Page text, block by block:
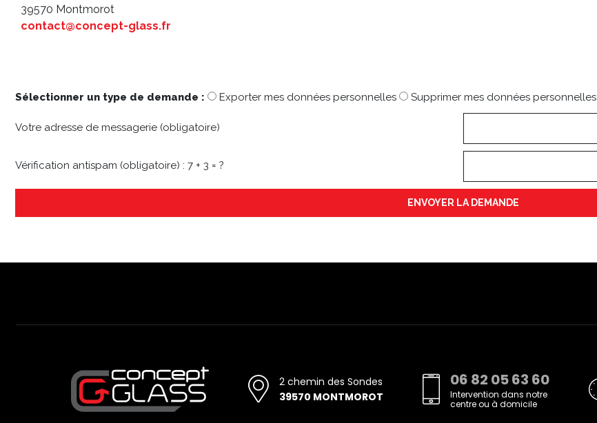
39570 Montmorot
contact@concept-glass.fr
Sélectionner un type de demande : Exporter mes données personnelles Supprimer mes données personnelles
Votre adresse de messagerie (obligatoire)
Vérification antispam (obligatoire) : 7 + 3 = ?
2 chemin des Sondes
39570 MONTMOROT
06 82 05 63 60
Intervention dans notre
centre ou à domicile